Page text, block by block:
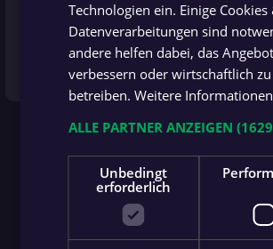
Gelbe Karte
Fabio Huditz sieht die Gelbe Karte.
Technologien ein. Einige Cookies
Datenverarbeitungen sind
andere helfen dabei, das
verbessern oder wirtschaftlich zu
betreiben.Weitere Informationen
ALLE PARTNER ANZEIGEN
Unbedingt
erforderlich